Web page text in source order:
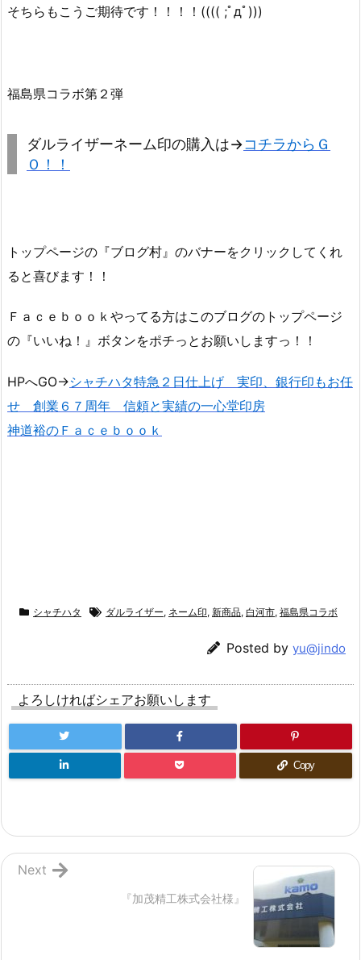
そちらもこうご期待です！！！！(((( ;ﾟдﾟ)))
福島県コラボ第２弾
ダルライザーネーム印の購入は→コチラからＧ
Ｏ！！
トップページの『ブログ村』のバナーをクリックしてくれ
ると喜びます！！
Ｆａｃｅｂｏｏｋやってる方はこのブログのトップページ
の『いいね！』ボタンをポチっとお願いしますっ！！
HPへGO→シャチハタ特急２日仕上げ 実印、銀行印もお任
せ 創業６７周年 信頼と実績の一心堂印房
神道裕のＦａｃｅｂｏｏｋ
シャチハタ ダルライザー, ネーム印, 新商品, 白河市, 福島県コラボ
Posted by yu@jindo
よろしければシェアお願いします
Copy
『加茂精工株式会社様』
Next